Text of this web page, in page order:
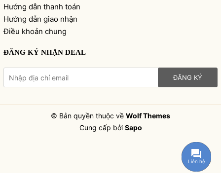
Hướng dẫn thanh toán
Hướng dẫn giao nhận
Điều khoản chung
ĐĂNG KÝ NHẬN DEAL
ĐĂNG KÝ
© Bản quyền thuộc về Wolf Themes
Cung cấp bởi Sapo
Liên hệ